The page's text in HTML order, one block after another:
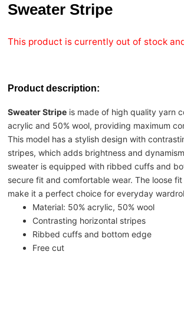
Sweater Stripe
This product is currently out of stock
Product description:
Sweater Stripe is made of high quality yarn
acrylic and 50% wool, providing maximum
This model has a stylish design with
stripes, which adds brightness and
sweater is equipped with ribbed cuffs and
secure fit and comfortable wear. The loose
make it a perfect choice for everyday
Material: 50% acrylic, 50% wool
Contrasting horizontal stripes
Ribbed cuffs and bottom edge
Free cut